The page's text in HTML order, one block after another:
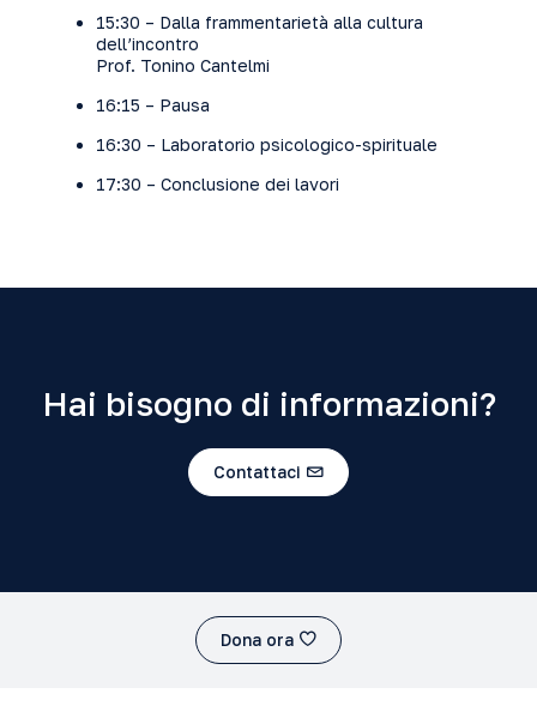
15:30 – Dalla frammentarietà alla cultura
dell’incontro
Prof. Tonino Cantelmi
16:15 – Pausa
16:30 – Laboratorio psicologico-spirituale
17:30 – Conclusione dei lavori
Hai bisogno di informazioni?
Contattaci
Dona ora